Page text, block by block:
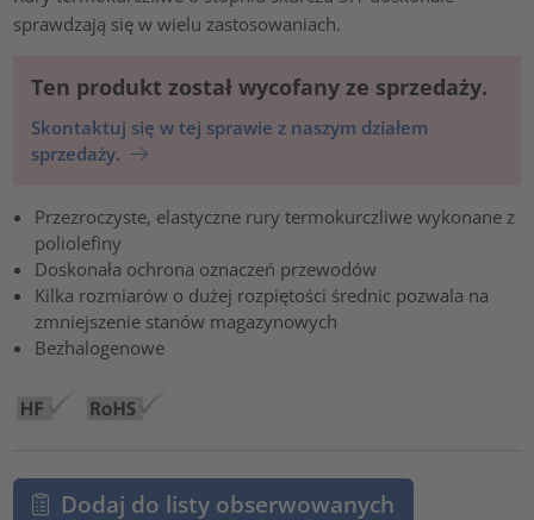
sprawdzają się w wielu zastosowaniach.
Ten produkt został wycofany ze sprzedaży.
Skontaktuj się w tej sprawie z naszym działem
sprzedaży.
Przezroczyste, elastyczne rury termokurczliwe wykonane z
poliolefiny
Doskonała ochrona oznaczeń przewodów
Kilka rozmiarów o dużej rozpiętości średnic pozwala na
zmniejszenie stanów magazynowych
Bezhalogenowe
Dodaj do listy obserwowanych